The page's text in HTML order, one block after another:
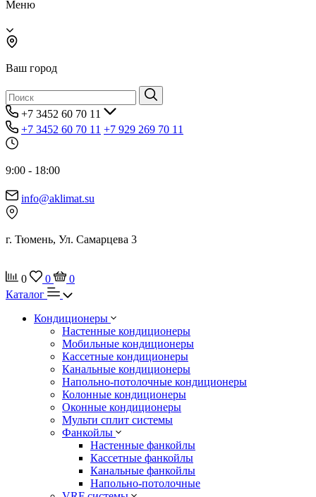
Меню
Ваш город
+7 3452 60 70 11
+7 3452 60 70 11 +7 929 269 70 11
9:00 - 18:00
info@aklimat.su
г. Тюмень, Ул. Самарцева 3
0 0
0
Каталог
Кондиционеры
Настенные кондиционеры
Мобильные кондиционеры
Кассетные кондиционеры
Канальные кондиционеры
Напольно-потолочные кондиционеры
Колонные кондиционеры
Оконные кондиционеры
Мульти сплит системы
Фанкойлы
Настенные фанкойлы
Кассетные фанкойлы
Канальные фанкойлы
Напольно-потолочные